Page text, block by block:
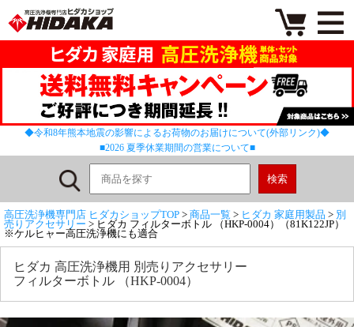
◆令和8年熊本地震の影響によるお荷物のお届けについて(外部リンク)◆
■2026 夏季休業期間の営業について■
高圧洗浄機専門店 ヒダカショップTOP > 商品一覧 > ヒダカ 家庭用製品 > 別
売りアクセサリー > ヒダカ フィルターボトル （HKP-0004）（81K122JP）
※ケルヒャー高圧洗浄機にも適合
ヒダカ 高圧洗浄機用 別売りアクセサリー
フィルターボトル （HKP-0004）